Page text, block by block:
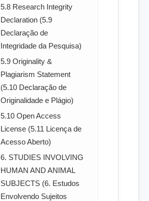
5.8 Research Integrity
Declaration (5.9
Declaração de
Integridade da Pesquisa)
5.9 Originality &
Plagiarism Statement
(5.10 Declaração de
Originalidade e Plágio)
5.10 Open Access
License (5.11 Licença de
Acesso Aberto)
6. STUDIES INVOLVING
HUMAN AND ANIMAL
SUBJECTS (6. Estudos
Envolvendo Sujeitos